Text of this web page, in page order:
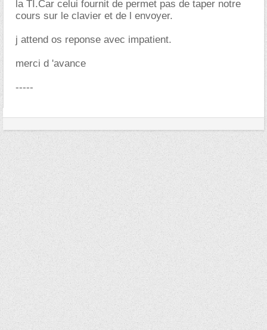
la TI.Car celui fournit de permet pas de taper notre
cours sur le clavier et de l envoyer.
j attend os reponse avec impatient.
merci d 'avance
-----